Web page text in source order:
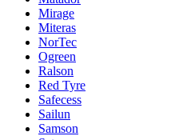
Mirage
Miteras
NorTec
Ogreen
Ralson
Red Tyre
Safecess
Sailun
Samson